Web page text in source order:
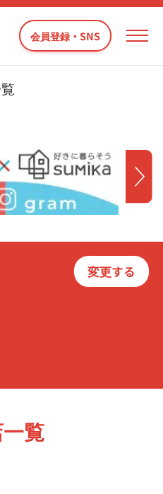
会員登録・SNS
変更する
覧